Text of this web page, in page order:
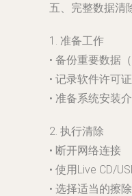
五、完整数据清
1. 准备工作
• 备份重要数据
• 记录软件许可
• 准备系统安装
2. 执行清除
• 断开网络连接
• 使用Live CD/
• 选择适当的擦